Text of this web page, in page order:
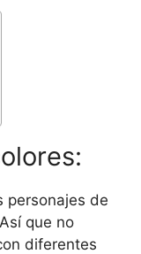
personajes de
que no
diferentes